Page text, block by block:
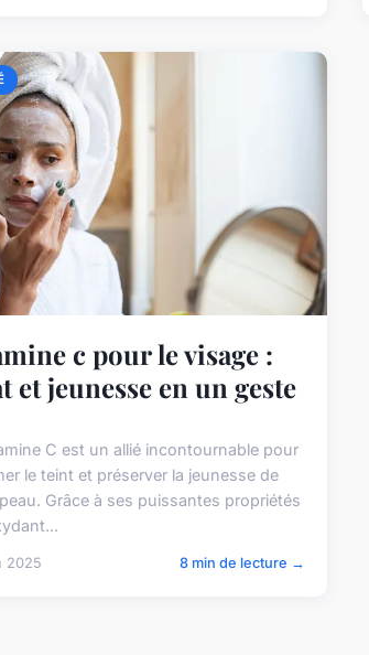
c pour le visage :
et jeunesse en un geste
C est un allié incontournable pour
le teint et préserver la jeunesse de
Grâce à ses puissantes propriétés
2025 8 min de lecture →